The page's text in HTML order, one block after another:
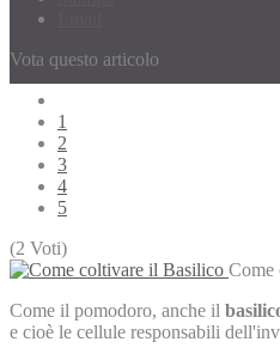
Vota questo articolo
1
2
3
4
5
(2 Voti)
Come
Come il pomodoro, anche il
e cioè le cellule responsabili